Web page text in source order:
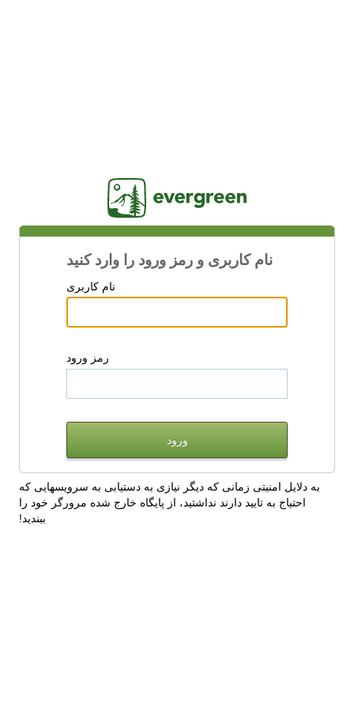
نام کاربری و رمز ورود را وارد کنید
نام کاربری
رمز ورود
به دلایل امنیتی زمانی که دیگر نیازی به دستیابی به سرویسهایی که
احتیاج به تایید دارند نداشتید، از پایگاه خارج شده مرورگر خود را
ببندید!